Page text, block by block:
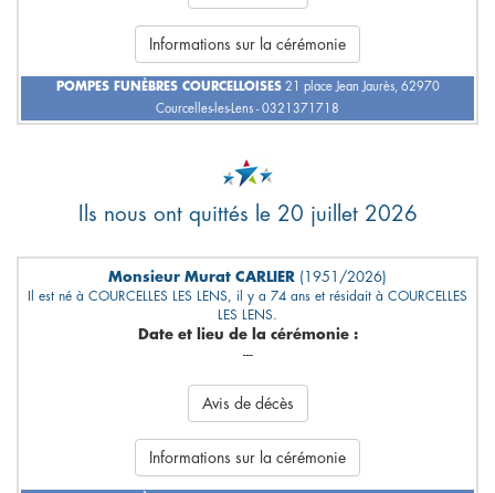
Informations sur la cérémonie
POMPES FUNÈBRES COURCELLOISES21 place Jean Jaurès, 62970
Courcelles-les-Lens - 0321371718
Ils nous ont quittés le 20 juillet 2026
Monsieur Murat CARLIER (1951/2026)
Il est né à COURCELLES LES LENS, il y a 74 ans et résidait à COURCELLES
LES LENS.
Date et lieu de la cérémonie :
---
Avis de décès
Informations sur la cérémonie